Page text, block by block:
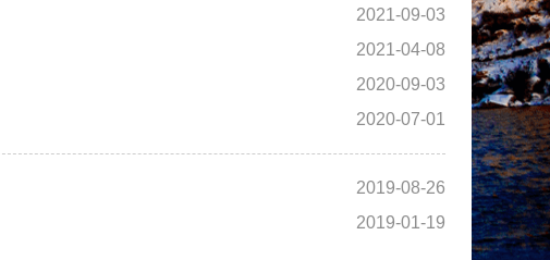
2021-09-03
2021-04-08
2020-09-03
2020-07-01
2019-08-26
2019-01-19